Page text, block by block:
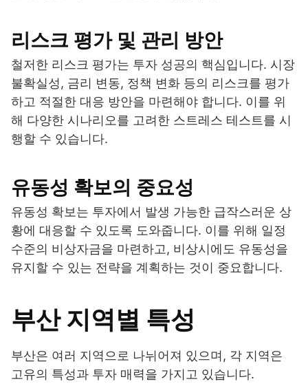
리스크 평가 및 관리 방안
철저한 리스크 평가는 투자 성공의 핵심입니다. 시장
불확실성, 금리 변동, 정책 변화 등의 리스크를 평가
하고 적절한 대응 방안을 마련해야 합니다. 이를 위
해 다양한 시나리오를 고려한 스트레스 테스트를 시
행할 수 있습니다.
유동성 확보의 중요성
유동성 확보는 투자에서 발생 가능한 급작스러운 상
황에 대응할 수 있도록 도와줍니다. 이를 위해 일정
수준의 비상자금을 마련하고, 비상시에도 유동성을
유지할 수 있는 전략을 계획하는 것이 중요합니다.
부산 지역별 특성
부산은 여러 지역으로 나뉘어져 있으며, 각 지역은
고유의 특성과 투자 매력을 가지고 있습니다.